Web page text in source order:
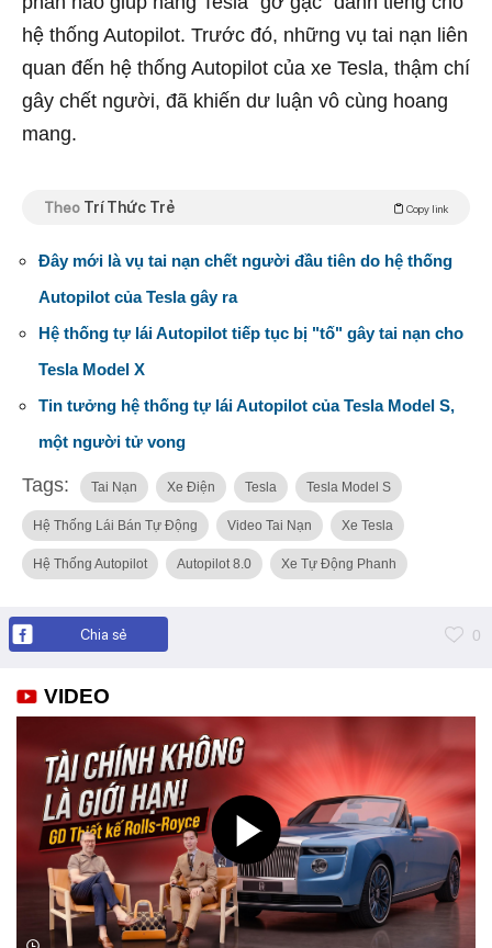
hệ thống Autopilot. Trước đó, những vụ tai nạn liên
quan đến hệ thống Autopilot của xe Tesla, thậm chí
gây chết người, đã khiến dư luận vô cùng hoang
mang.
Theo Trí Thức Trẻ Copy link
Đây mới là vụ tai nạn chết người đầu tiên do hệ thống
Autopilot của Tesla gây ra
Hệ thống tự lái Autopilot tiếp tục bị "tố" gây tai nạn cho
Tesla Model X
Tin tưởng hệ thống tự lái Autopilot của Tesla Model S,
một người tử vong
Tags: Tai Nạn Xe Điện Tesla Tesla Model S
Hệ Thống Lái Bán Tự Động Video Tai Nạn Xe Tesla
Hệ Thống Autopilot Autopilot 8.0 Xe Tự Động Phanh
Chia sẻ 0
VIDEO